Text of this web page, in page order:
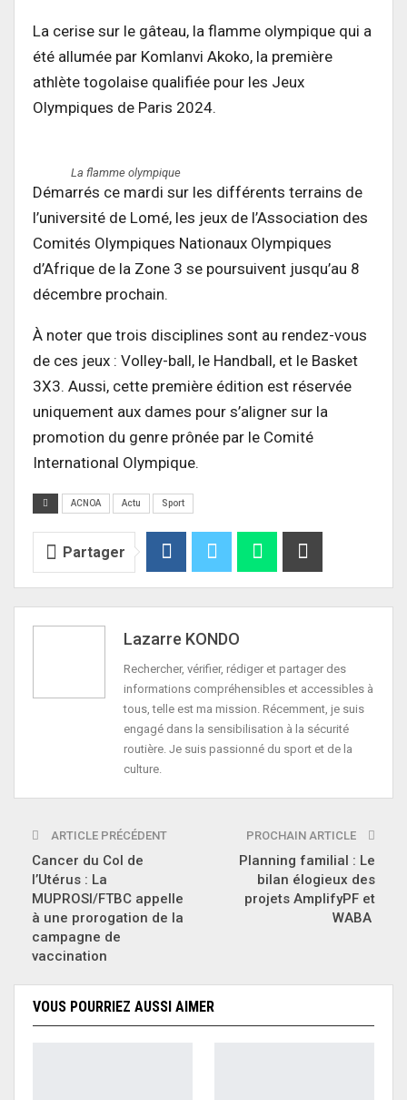
La cerise sur le gâteau, la flamme olympique qui a
été allumée par Komlanvi Akoko, la première
athlète togolaise qualifiée pour les Jeux
Olympiques de Paris 2024.
La flamme olympique
Démarrés ce mardi sur les différents terrains de
l’université de Lomé, les jeux de l’Association des
Comités Olympiques Nationaux Olympiques
d’Afrique de la Zone 3 se poursuivent jusqu’au 8
décembre prochain.
À noter que trois disciplines sont au rendez-vous
de ces jeux : Volley-ball, le Handball, et le Basket
3X3. Aussi, cette première édition est réservée
uniquement aux dames pour s’aligner sur la
promotion du genre prônée par le Comité
International Olympique.
ACNOA Actu Sport
Partager
Lazarre KONDO
Rechercher, vérifier, rédiger et partager des
informations compréhensibles et accessibles à
tous, telle est ma mission. Récemment, je suis
engagé dans la sensibilisation à la sécurité
routière. Je suis passionné du sport et de la
culture.
ARTICLE PRÉCÉDENT
Cancer du Col de
l’Utérus : La
MUPROSI/FTBC appelle
à une prorogation de la
campagne de
vaccination
PROCHAIN ARTICLE
Planning familial : Le
bilan élogieux des
projets AmplifyPF et
WABA
VOUS POURRIEZ AUSSI AIMER